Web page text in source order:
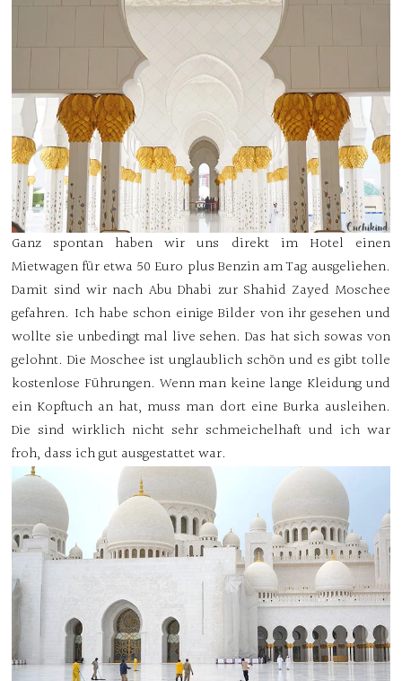
Ganz spontan haben wir uns direkt im Hotel einen
Mietwagen für etwa 50 Euro plus Benzin am Tag ausgeliehen.
Damit sind wir nach Abu Dhabi zur Shahid Zayed Moschee
gefahren. Ich habe schon einige Bilder von ihr gesehen und
wollte sie unbedingt mal live sehen. Das hat sich sowas von
gelohnt. Die Moschee ist unglaublich schön und es gibt tolle
kostenlose Führungen. Wenn man keine lange Kleidung und
ein Kopftuch an hat, muss man dort eine Burka ausleihen.
Die sind wirklich nicht sehr schmeichelhaft und ich war
froh, dass ich gut ausgestattet war.